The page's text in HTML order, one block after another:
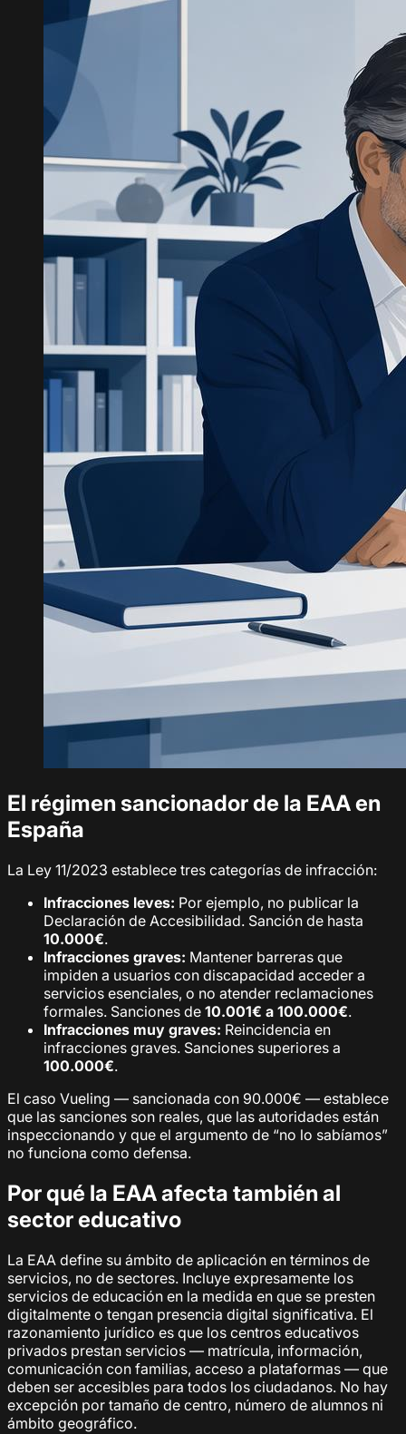
El régimen sancionador de la EAA en
España
La Ley 11/2023 establece tres categorías de infracción:
Infracciones leves: Por ejemplo, no publicar la
Declaración de Accesibilidad. Sanción de hasta
10.000€.
Infracciones graves: Mantener barreras que
impiden a usuarios con discapacidad acceder a
servicios esenciales, o no atender reclamaciones
formales. Sanciones de 10.001€ a 100.000€.
Infracciones muy graves: Reincidencia en
infracciones graves. Sanciones superiores a
100.000€.
El caso Vueling — sancionada con 90.000€ — establece
que las sanciones son reales, que las autoridades están
inspeccionando y que el argumento de “no lo sabíamos”
no funciona como defensa.
Por qué la EAA afecta también al
sector educativo
La EAA define su ámbito de aplicación en términos de
servicios, no de sectores. Incluye expresamente los
servicios de educación en la medida en que se presten
digitalmente o tengan presencia digital significativa. El
razonamiento jurídico es que los centros educativos
privados prestan servicios — matrícula, información,
comunicación con familias, acceso a plataformas — que
deben ser accesibles para todos los ciudadanos. No hay
excepción por tamaño de centro, número de alumnos ni
ámbito geográfico.